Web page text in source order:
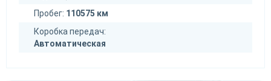
Пробег: 110575 км
Коробка передач:
Автоматическая